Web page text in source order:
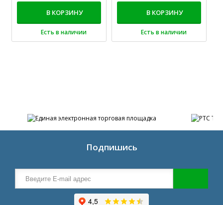
В КОРЗИНУ
Есть в наличии
В КОРЗИНУ
Есть в наличии
Подпишись